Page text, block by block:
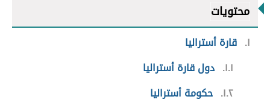
محتويات
١ قارة أستراليا
١.١ دول قارة أستراليا
١.٢ حكومة أستراليا